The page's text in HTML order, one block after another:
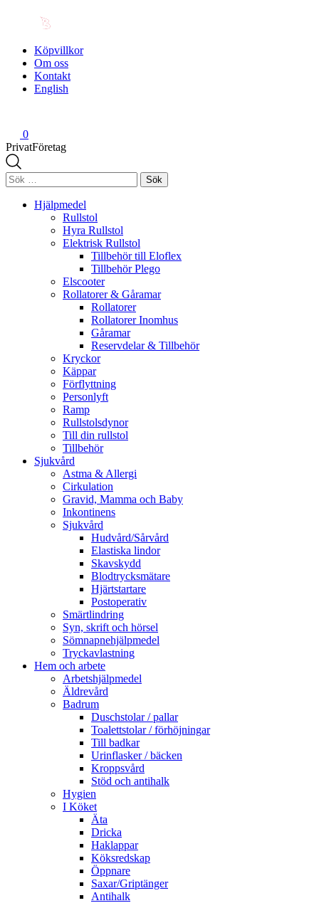
Köpvillkor
Om oss
Kontakt
English
0
PrivatFöretag
Sök
efter:
Hjälpmedel
Rullstol
Hyra Rullstol
Elektrisk Rullstol
Tillbehör till Eloflex
Tillbehör Plego
Elscooter
Rollatorer & Gåramar
Rollatorer
Rollatorer Inomhus
Gåramar
Reservdelar & Tillbehör
Kryckor
Käppar
Förflyttning
Personlyft
Ramp
Rullstolsdynor
Till din rullstol
Tillbehör
Sjukvård
Astma & Allergi
Cirkulation
Gravid, Mamma och Baby
Inkontinens
Sjukvård
Hudvård/Sårvård
Elastiska lindor
Skavskydd
Blodtrycksmätare
Hjärtstartare
Postoperativ
Smärtlindring
Syn, skrift och hörsel
Sömnapnehjälpmedel
Tryckavlastning
Hem och arbete
Arbetshjälpmedel
Äldrevård
Badrum
Duschstolar / pallar
Toalettstolar / förhöjningar
Till badkar
Urinflasker / bäcken
Kroppsvård
Stöd och antihalk
Hygien
I Köket
Äta
Dricka
Haklappar
Köksredskap
Öppnare
Saxar/Griptänger
Antihalk